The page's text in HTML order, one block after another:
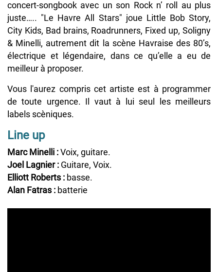
concert-songbook avec un son Rock n’ roll au plus
juste….. "Le Havre All Stars" joue Little Bob Story,
City Kids, Bad brains, Roadrunners, Fixed up, Soligny
& Minelli, autrement dit la scène Havraise des 80’s,
électrique et légendaire, dans ce qu’elle a eu de
meilleur à proposer.
Vous l'aurez compris cet artiste est à programmer
de toute urgence. Il vaut à lui seul les meilleurs
labels scèniques.
Line up
Marc Minelli : Voix, guitare.
Joel Lagnier : Guitare, Voix.
Elliott Roberts : basse.
Alan Fatras : batterie